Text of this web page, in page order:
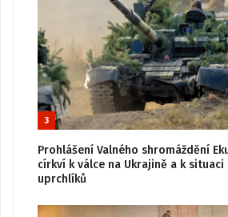
3
Prohlášení Valného shromáždění
církví k válce na Ukrajině a k situaci
uprchlíků